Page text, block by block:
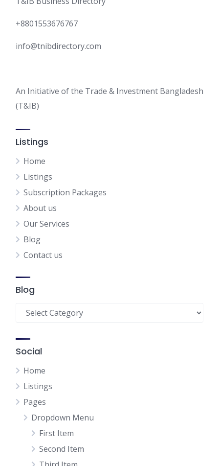
+8801553676767
info@tnibdirectory.com
An Initiative of the Trade & Investment Bangladesh
(T&IB)
Listings
Home
Listings
Subscription Packages
About us
Our Services
Blog
Contact us
Blog
Blog
Social
Home
Listings
Pages
Dropdown Menu
First Item
Second Item